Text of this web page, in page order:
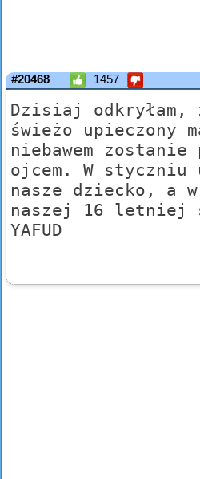
#20468 1457
Dzisiaj odkryłam,
świeżo upieczony
niebawem zostanie
ojcem. W
nasze dziecko, a
naszej 16 letniej
YAFUD